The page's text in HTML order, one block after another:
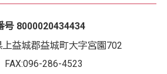
8000020434434
益城郡益城町大字宮園702
FAX:096-286-4523